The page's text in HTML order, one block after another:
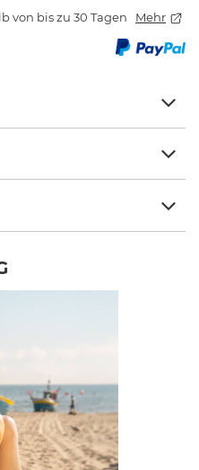
von bis zu 30 Tagen Mehr